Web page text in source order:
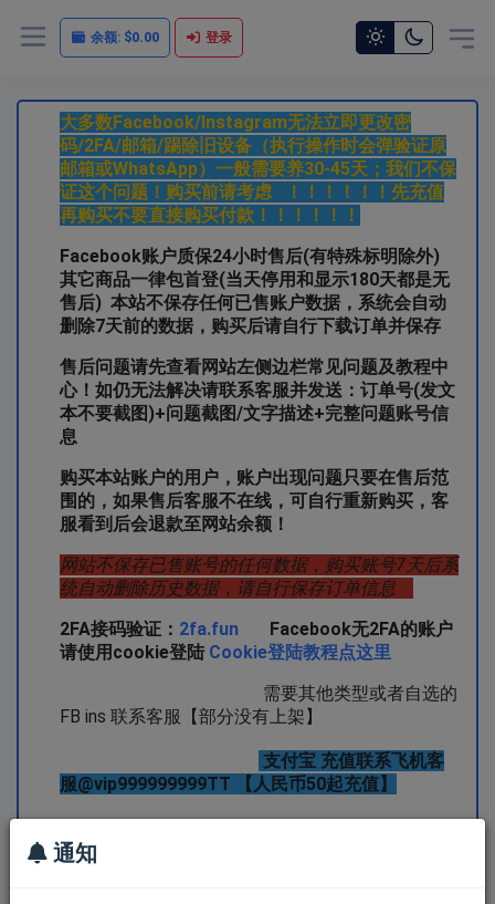
余额: $0.00 登录
大多数Facebook/Instagram无法立即更改密
码/2FA/邮箱/踢除旧设备（执行操作时会弹验证原
邮箱或WhatsApp）一般需要养30-45天；我们不保
证这个问题！购买前请考虑 ！！！！！！先充值
再购买不要直接购买付款！！！！！！
Facebook账户质保24小时售后(有特殊标明除外)
其它商品一律包首登(当天停用和显示180天都是无
售后) 本站不保存任何已售账户数据，系统会自动
删除7天前的数据，购买后请自行下载订单并保存
售后问题请先查看网站左侧边栏常见问题及教程中
心！如仍无法解决请联系客服并发送：订单号(发文
本不要截图)+问题截图/文字描述+完整问题账号信
息
购买本站账户的用户，账户出现问题只要在售后范
围的，如果售后客服不在线，可自行重新购买，客
服看到后会退款至网站余额！
网站不保存已售账号的任何数据，购买账号7天后系
统自动删除历史数据，请自行保存订单信息
2FA接码验证： 2fa.funFacebook无2FA的账户
请使用cookie登陆 Cookie登陆教程点这里
需要其他类型或者自选的
FB ins 联系客服【部分没有上架】
支付宝 充值联系飞机客
服@vip999999999TT 【人民币50起充值】
通知